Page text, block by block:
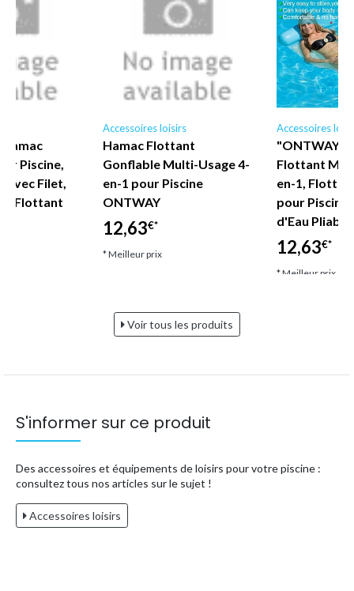
Piscine,
avec Filet,
Flottant
Accessoires loisirs
Hamac Flottant
Gonflable Multi-Usage 4-
en-1 pour Piscine
ONTWAY
12,63€*
* Meilleur prix
Accessoires
"ONTWAY -
Flottant
en-1,
pour
d'Eau
12,63€*
* Meilleur prix
Voir tous les produits
S'informer sur ce produit
Des accessoires et équipements de loisirs pour votre piscine :
consultez tous nos articles sur le sujet !
Accessoires loisirs